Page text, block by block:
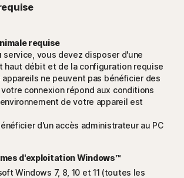
requise
service, vous devez disposer d'une
haut débit et de la configuration requise
appareils ne peuvent pas bénéficier des
connexion répond aux conditions
de votre appareil est
d'un accès administrateur au PC
d'exploitation Windows™
Windows 7, 8, 10 et 11 (toutes les